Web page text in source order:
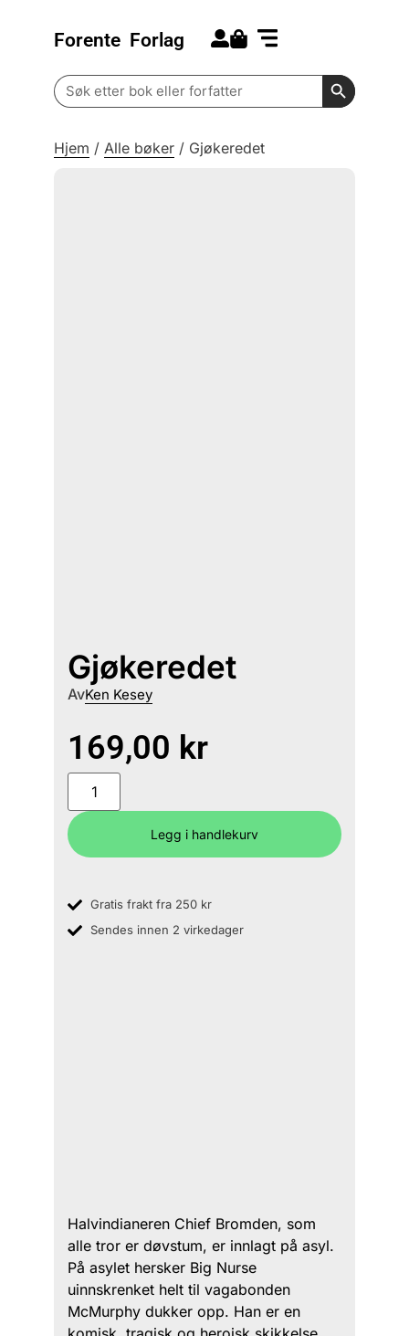
Forente Forlag
Search
for:
Search
Hjem / Alle bøker / Gjøkeredet
Gjøkeredet
AvKen Kesey
169,00 kr
Legg i handlekurv
Gratis frakt fra 250 kr
Sendes innen 2 virkedager
Halvindianeren Chief Bromden, som
alle tror er døvstum, er innlagt på asyl.
På asylet hersker Big Nurse
uinnskrenket helt til vagabonden
McMurphy dukker opp. Han er en